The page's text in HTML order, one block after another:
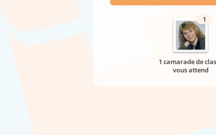
1
1 camarade de
vous attend